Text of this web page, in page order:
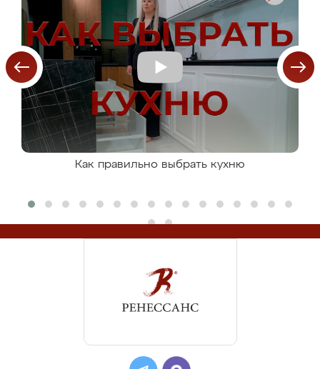
Как правильно выбрать кухню